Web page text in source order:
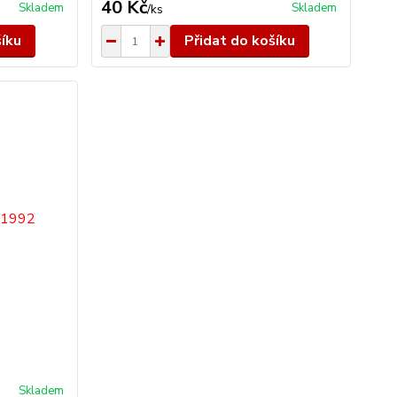
Skladem 40 Kč/ks Skladem
Přidat do košíku
Skladem